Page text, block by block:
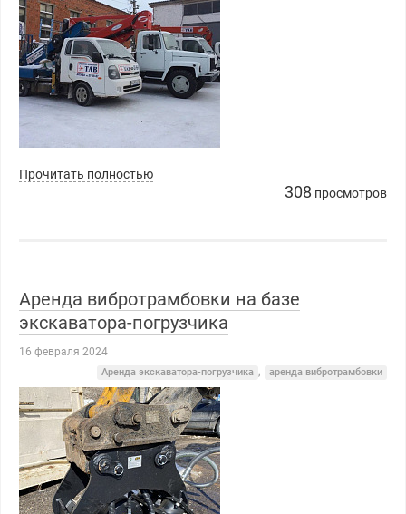
Прочитать полностью
308 просмотров
Аренда вибротрамбовки на базе
экскаватора-погрузчика
16 февраля 2024
Аренда экскаватора-погрузчика , аренда вибротрамбовки